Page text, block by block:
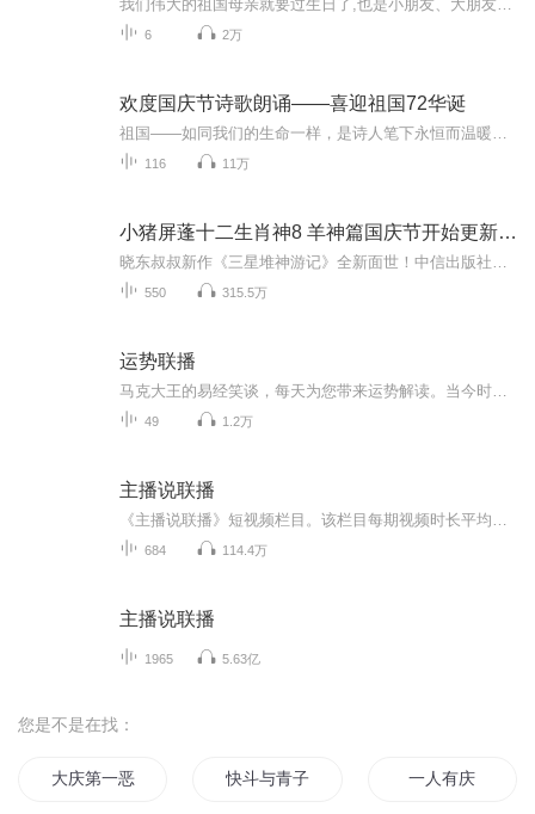
6 2万
欢度国庆节诗歌朗诵——喜迎祖国72华诞
116 11万
小猪屏蓬十二生肖神8 羊神篇国庆节开始更新啦！
550 315.5万
运势联播
49 1.2万
主播说联播
684 114.4万
主播说联播
1965 5.63亿
您是不是在找：
大庆第一恶 快斗与青子的情人节 一人有庆